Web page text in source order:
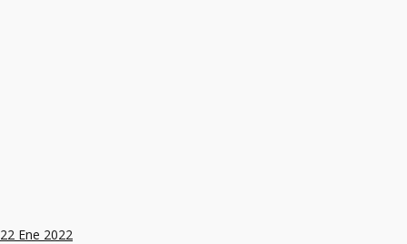
22 Ene 2022